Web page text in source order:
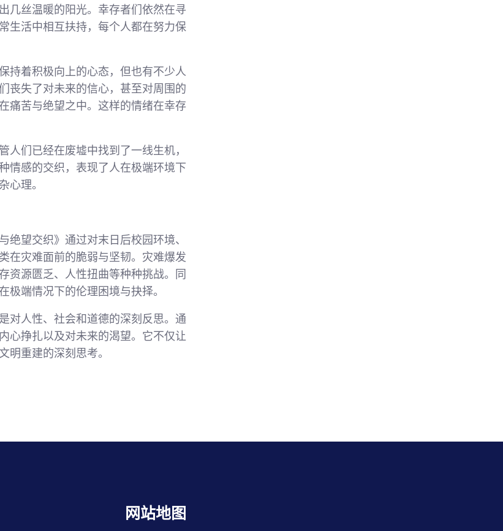
几丝温暖的阳光。幸存者们依然在寻
生活中相互扶持，每个人都在努力保
持着积极向上的心态，但也有不少人
丧失了对未来的信心，甚至对周围的
痛苦与绝望之中。这样的情绪在幸存
们已经在废墟中找到了一线生机，
情感的交织，表现了人在极端环境下
心理。
绝望交织》通过对末日后校园环境、
在灾难面前的脆弱与坚韧。灾难爆发
资源匮乏、人性扭曲等种种挑战。同
端情况下的伦理困境与抉择。
对人性、社会和道德的深刻反思。通
心挣扎以及对未来的渴望。它不仅让
明重建的深刻思考。
网站地图